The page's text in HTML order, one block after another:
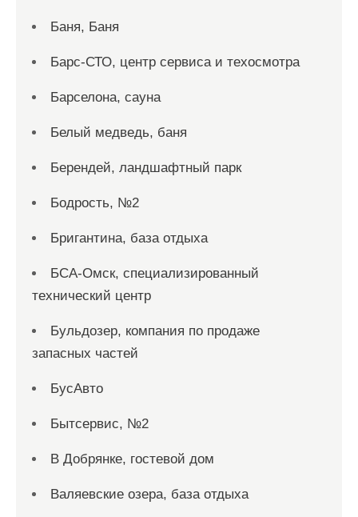
Баня, Баня
Барс-СТО, центр сервиса и техосмотра
Барселона, сауна
Белый медведь, баня
Берендей, ландшафтный парк
Бодрость, №2
Бригантина, база отдыха
БСА-Омск, специализированный
технический центр
Бульдозер, компания по продаже
запасных частей
БусАвто
Бытсервис, №2
В Добрянке, гостевой дом
Валяевские озера, база отдыха